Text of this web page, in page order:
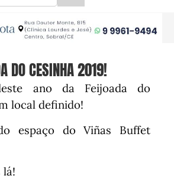
DO CESINHA 2019!
ano da Feijoada do
local definido!
espaço do Viñas Buffet
lá!